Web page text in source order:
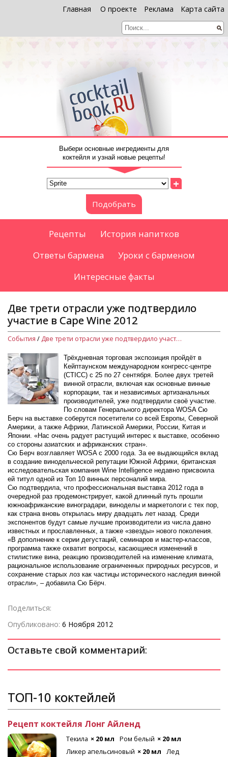
Главная О проекте Реклама Карта сайта
Выбери основные ингредиенты для
коктейля и узнай новые рецепты!
+
Подобрать
Рецепты
История напитков
Ответы бармена
Уроки с барменом
Интересные факты
Две трети отрасли уже подтвердило
участие в Cape Wine 2012
События / Две трети отрасли уже подтвердило участие в Cape Wine 2012
Трёхдневная торговая экспозиция пройдёт в
Кейптаунском международном конгресс-центре
(CTICC) с 25 по 27 сентября. Более двух третей
винной отрасли, включая как основные винные
корпорации, так и независимых артизанальных
производителей, уже подтвердили своё участие.
По словам Генерального директора WOSA Сю
Берч на выставке соберутся посетители со всей Европы, Северной
Америки, а также Африки, Латинской Америки, России, Китая и
Японии. «Нас очень радует растущий интерес к выставке, особенно
со стороны азиатских и африканских стран».
Сю Берч возглавляет WOSA с 2000 года. За ее выдающийся вклад
в создание винодельческой репутации Южной Африки, британская
исследовательская компания Wine Intelligence недавно присвоила
ей титул одной из Топ 10 винных персоналий мира.
Сю подтвердила, что профессиональная выставка 2012 года в
очередной раз продемонстрирует, какой длинный путь прошли
южноафриканские виноградари, виноделы и маркетологи с тех пор,
как страна вновь открылась миру двадцать лет назад. Среди
экспонентов будут самые лучшие производители из числа давно
известных и прославленных, а также «звезды» нового поколения.
«В дополнение к серии дегустаций, семинаров и мастер-классов,
программа также охватит вопросы, касающиеся изменений в
стилистике вина, реакцию производителей на изменение климата,
рациональное использование ограниченных природных ресурсов, и
сохранение старых лоз как частицы исторического наследия винной
отрасли», – добавила Сю Бёрч.
Поделиться:
Опубликовано: 6 Ноября 2012
Оставьте свой комментарий:
ТОП-10 коктейлей
Рецепт коктейля Лонг Айленд
Текила × 20 мл Ром белый × 20 мл
Ликер апельсиновый × 20 мл
Лед